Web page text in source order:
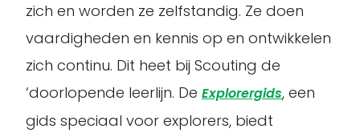
zich en worden ze zelfstandig. Ze doen
vaardigheden en kennis op en ontwikkelen
zich continu. Dit heet bij Scouting de
‘doorlopende leerlijn. De Explorergids, een
gids speciaal voor explorers, biedt